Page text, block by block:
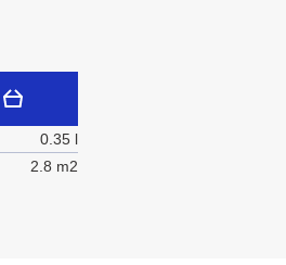
0.35 l
2.8 m2